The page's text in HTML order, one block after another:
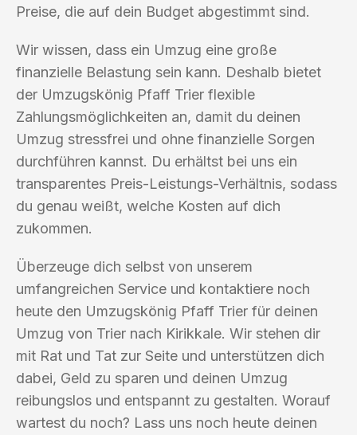
Preise, die auf dein Budget abgestimmt sind.
Wir wissen, dass ein Umzug eine große
finanzielle Belastung sein kann. Deshalb bietet
der Umzugskönig Pfaff Trier flexible
Zahlungsmöglichkeiten an, damit du deinen
Umzug stressfrei und ohne finanzielle Sorgen
durchführen kannst. Du erhältst bei uns ein
transparentes Preis-Leistungs-Verhältnis, sodass
du genau weißt, welche Kosten auf dich
zukommen.
Überzeuge dich selbst von unserem
umfangreichen Service und kontaktiere noch
heute den Umzugskönig Pfaff Trier für deinen
Umzug von Trier nach Kirikkale. Wir stehen dir
mit Rat und Tat zur Seite und unterstützen dich
dabei, Geld zu sparen und deinen Umzug
reibungslos und entspannt zu gestalten. Worauf
wartest du noch? Lass uns noch heute deinen